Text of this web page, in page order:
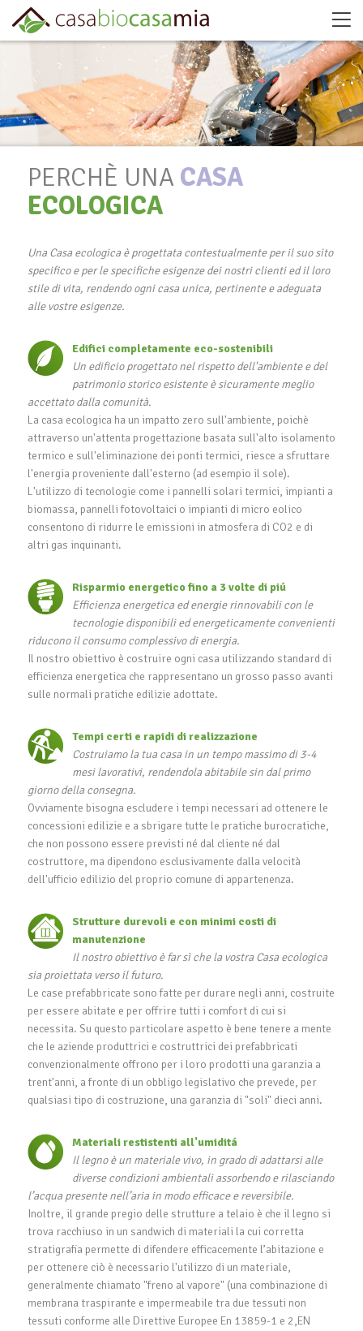
PERCHÈ UNA CASA
ECOLOGICA
Una Casa ecologica è progettata contestualmente per il suo sito
specifico e per le specifiche esigenze dei nostri clienti ed il loro
stile di vita, rendendo ogni casa unica, pertinente e adeguata
alle vostre esigenze.
Edifici completamente eco-sostenibili
Un edificio progettato nel rispetto dell'ambiente e del
patrimonio storico esistente è sicuramente meglio
accettato dalla comunità.
La casa ecologica ha un impatto zero sull'ambiente, poichè
attraverso un'attenta progettazione basata sull'alto isolamento
termico e sull'eliminazione dei ponti termici, riesce a sfruttare
l'energia proveniente dall'esterno (ad esempio il sole).
L'utilizzo di tecnologie come i pannelli solari termici, impianti a
biomassa, pannelli fotovoltaici o impianti di micro eolico
consentono di ridurre le emissioni in atmosfera di CO2 e di
altri gas inquinanti.
Risparmio energetico fino a 3 volte di piú
Efficienza energetica ed energie rinnovabili con le
tecnologie disponibili ed energeticamente convenienti
riducono il consumo complessivo di energia.
Il nostro obiettivo è costruire ogni casa utilizzando standard di
efficienza energetica che rappresentano un grosso passo avanti
sulle normali pratiche edilizie adottate.
Tempi certi e rapidi di realizzazione
Costruiamo la tua casa in un tempo massimo di 3-4
mesi lavorativi, rendendola abitabile sin dal primo
giorno della consegna.
Ovviamente bisogna escludere i tempi necessari ad ottenere le
concessioni edilizie e a sbrigare tutte le pratiche burocratiche,
che non possono essere previsti né dal cliente né dal
costruttore, ma dipendono esclusivamente dalla velocità
dell'ufficio edilizio del proprio comune di appartenenza.
Strutture durevoli e con minimi costi di
manutenzione
Il nostro obiettivo è far sì che la vostra Casa ecologica
sia proiettata verso il futuro.
Le case prefabbricate sono fatte per durare negli anni, costruite
per essere abitate e per offrire tutti i comfort di cui si
necessita. Su questo particolare aspetto è bene tenere a mente
che le aziende produttrici e costruttrici dei prefabbricati
convenzionalmente offrono per i loro prodotti una garanzia a
trent'anni, a fronte di un obbligo legislativo che prevede, per
qualsiasi tipo di costruzione, una garanzia di "soli" dieci anni.
Materiali restistenti all'umiditá
Il legno è un materiale vivo, in grado di adattarsi alle
diverse condizioni ambientali assorbendo e rilasciando
l’acqua presente nell’aria in modo efficace e reversibile.
Inoltre, il grande pregio delle strutture a telaio è che il legno si
trova racchiuso in un sandwich di materiali la cui corretta
stratigrafia permette di difendere efficacemente l’abitazione e
per ottenere ciò è necessario l'utilizzo di un materiale,
generalmente chiamato "freno al vapore" (una combinazione di
membrana traspirante e impermeabile tra due tessuti non
tessuti conforme alle Direttive Europee En 13859-1 e 2,EN